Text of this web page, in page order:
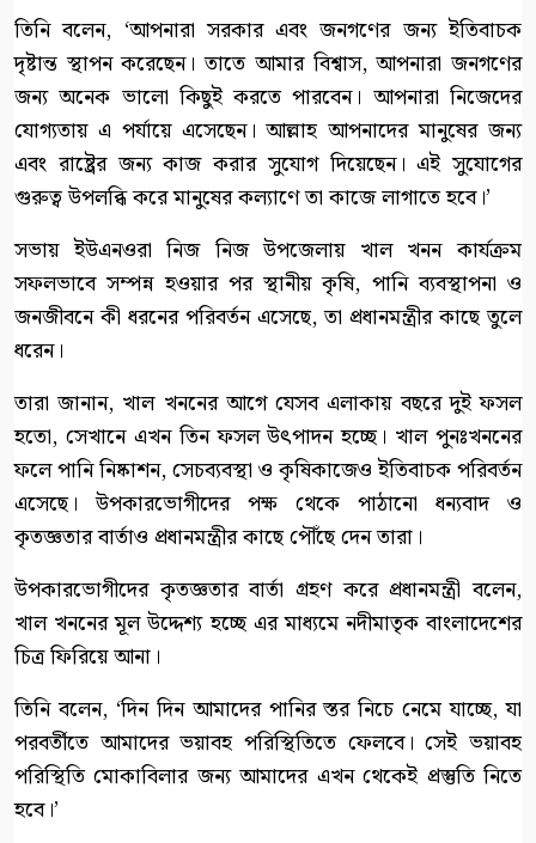
তিনি বলেন, ‘আপনারা সরকার এবং জনগণের জন্য ইতিবাচক
দৃষ্টান্ত স্থাপন করেছেন। তাতে আমার বিশ্বাস, আপনারা জনগণের
জন্য অনেক ভালো কিছুই করতে পারবেন। আপনারা নিজেদের
যোগ্যতায় এ পর্যায়ে এসেছেন। আল্লাহ আপনাদের মানুষের জন্য
এবং রাষ্ট্রের জন্য কাজ করার সুযোগ দিয়েছেন। এই সুযোগের
গুরুত্ব উপলব্ধি করে মানুষের কল্যাণে তা কাজে লাগাতে হবে।’
সভায় ইউএনওরা নিজ নিজ উপজেলায় খাল খনন কার্যক্রম
সফলভাবে সম্পন্ন হওয়ার পর স্থানীয় কৃষি, পানি ব্যবস্থাপনা ও
জনজীবনে কী ধরনের পরিবর্তন এসেছে, তা প্রধানমন্ত্রীর কাছে তুলে
ধরেন।
তারা জানান, খাল খননের আগে যেসব এলাকায় বছরে দুই ফসল
হতো, সেখানে এখন তিন ফসল উৎপাদন হচ্ছে। খাল পুনঃখননের
ফলে পানি নিষ্কাশন, সেচব্যবস্থা ও কৃষিকাজেও ইতিবাচক পরিবর্তন
এসেছে। উপকারভোগীদের পক্ষ থেকে পাঠানো ধন্যবাদ ও
কৃতজ্ঞতার বার্তাও প্রধানমন্ত্রীর কাছে পৌঁছে দেন তারা।
উপকারভোগীদের কৃতজ্ঞতার বার্তা গ্রহণ করে প্রধানমন্ত্রী বলেন,
খাল খননের মূল উদ্দেশ্য হচ্ছে এর মাধ্যমে নদীমাতৃক বাংলাদেশের
চিত্র ফিরিয়ে আনা।
তিনি বলেন, ‘দিন দিন আমাদের পানির স্তর নিচে নেমে যাচ্ছে, যা
পরবর্তীতে আমাদের ভয়াবহ পরিস্থিতিতে ফেলবে। সেই ভয়াবহ
পরিস্থিতি মোকাবিলার জন্য আমাদের এখন থেকেই প্রস্তুতি নিতে
হবে।’